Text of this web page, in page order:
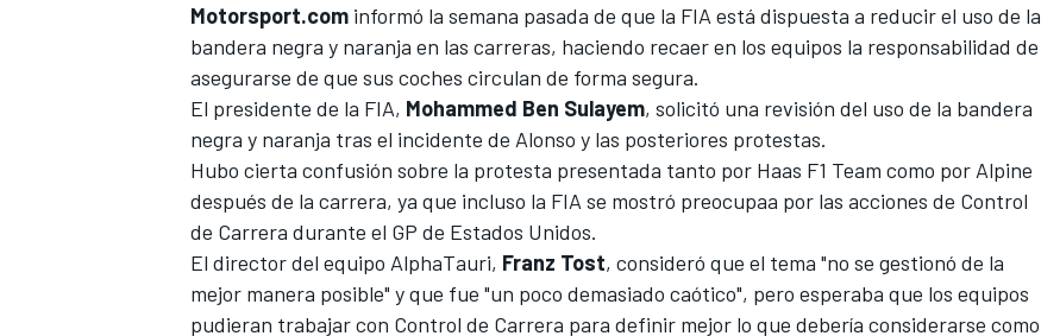
Motorsport.com informó la semana pasada de que la FIA está dispuesta a reducir el uso de la
bandera negra y naranja en las carreras, haciendo recaer en los equipos la responsabilidad de
asegurarse de que sus coches circulan de forma segura.
El presidente de la FIA, Mohammed Ben Sulayem, solicitó una revisión del uso de la bandera
negra y naranja tras el incidente de Alonso y las posteriores protestas.
Hubo cierta confusión sobre la protesta presentada tanto por Haas F1 Team como por Alpine
después de la carrera, ya que incluso la FIA se mostró preocupaa por las acciones de Control
de Carrera durante el GP de Estados Unidos.
El director del equipo AlphaTauri, Franz Tost, consideró que el tema "no se gestionó de la
mejor manera posible" y que fue "un poco demasiado caótico", pero esperaba que los equipos
pudieran trabajar con Control de Carrera para definir mejor lo que debería considerarse como